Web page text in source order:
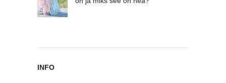
INFO